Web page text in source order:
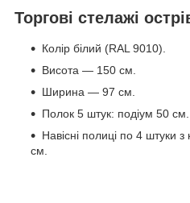
Торгові стелажі
Колір білий (RAL 9010).
Висота — 150 см.
Ширина — 97 см.
Полок 5 штук: подіум 50 см.
Навісні полиці по 4 штуки
см.